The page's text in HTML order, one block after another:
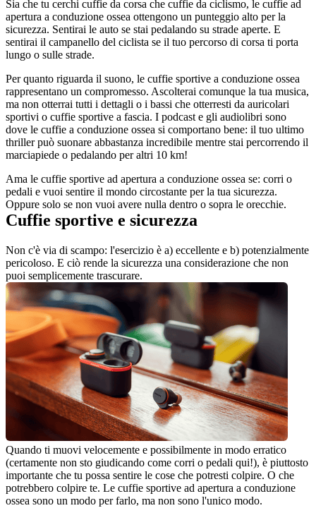
Sia che tu cerchi cuffie da corsa che cuffie da ciclismo, le cuffie ad
apertura a conduzione ossea ottengono un punteggio alto per la
sicurezza. Sentirai le auto se stai pedalando su strade aperte. E
sentirai il campanello del ciclista se il tuo percorso di corsa ti porta
lungo o sulle strade.
Per quanto riguarda il suono, le cuffie sportive a conduzione ossea
rappresentano un compromesso. Ascolterai comunque la tua musica,
ma non otterrai tutti i dettagli o i bassi che otterresti da auricolari
sportivi o cuffie sportive a fascia. I podcast e gli audiolibri sono
dove le cuffie a conduzione ossea si comportano bene: il tuo ultimo
thriller può suonare abbastanza incredibile mentre stai percorrendo il
marciapiede o pedalando per altri 10 km!
Ama le cuffie sportive ad apertura a conduzione ossea se: corri o
pedali e vuoi sentire il mondo circostante per la tua sicurezza.
Oppure solo se non vuoi avere nulla dentro o sopra le orecchie.
Cuffie sportive e sicurezza
Non c'è via di scampo: l'esercizio è a) eccellente e b) potenzialmente
pericoloso. E ciò rende la sicurezza una considerazione che non
puoi semplicemente trascurare.
Quando ti muovi velocemente e possibilmente in modo erratico
(certamente non sto giudicando come corri o pedali qui!), è piuttosto
importante che tu possa sentire le cose che potresti colpire. O che
potrebbero colpire te. Le cuffie sportive ad apertura a conduzione
ossea sono un modo per farlo, ma non sono l'unico modo.